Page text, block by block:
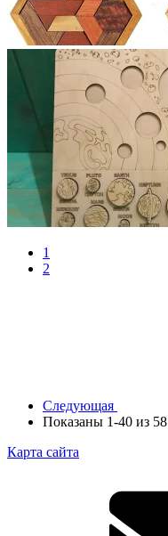
1
2
Следующая
Показаны 1-40 из 58
Карта сайта